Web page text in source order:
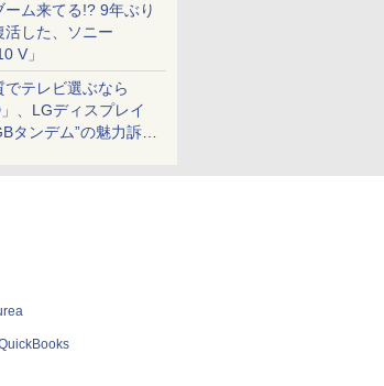
ーム来てる!? 9年ぶり
活した、ソニー
V」
でテレビ選ぶなら
、LGディスプレイ
タンデム”の魅力訴